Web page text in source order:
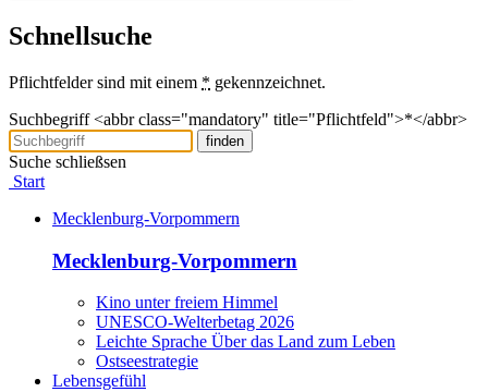
Schnellsuche
Pflichtfelder sind mit einem * gekennzeichnet.
Suchbegriff <abbr class="mandatory" title="Pflichtfeld">*</abbr>
finden
Suche schließsen
Start
Mecklenburg-Vorpommern
Mecklenburg-Vorpommern
Kino unter freiem Himmel
UNESCO-Welterbetag 2026
Leichte Sprache Über das Land zum Leben
Ostseestrategie
Lebensgefühl